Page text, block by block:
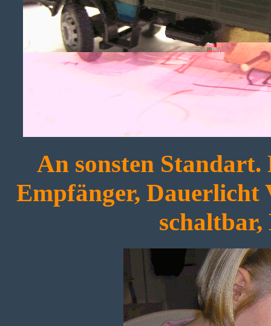
An sonsten
Empfänger,